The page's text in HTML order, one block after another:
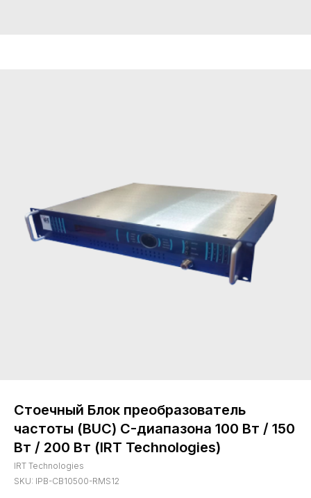
Стоечный Блок преобразователь
частоты (BUC) C-диапазона 100 Вт / 150
Вт / 200 Вт (IRT Technologies)
IRT Technologies
SKU: IPB-CB10500-RMS12